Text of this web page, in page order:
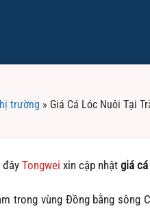
trường » Giá Cá Lóc Nuôi Tại
đâyTongwei xin cập nhật giá
trong vùng Đồng bằng